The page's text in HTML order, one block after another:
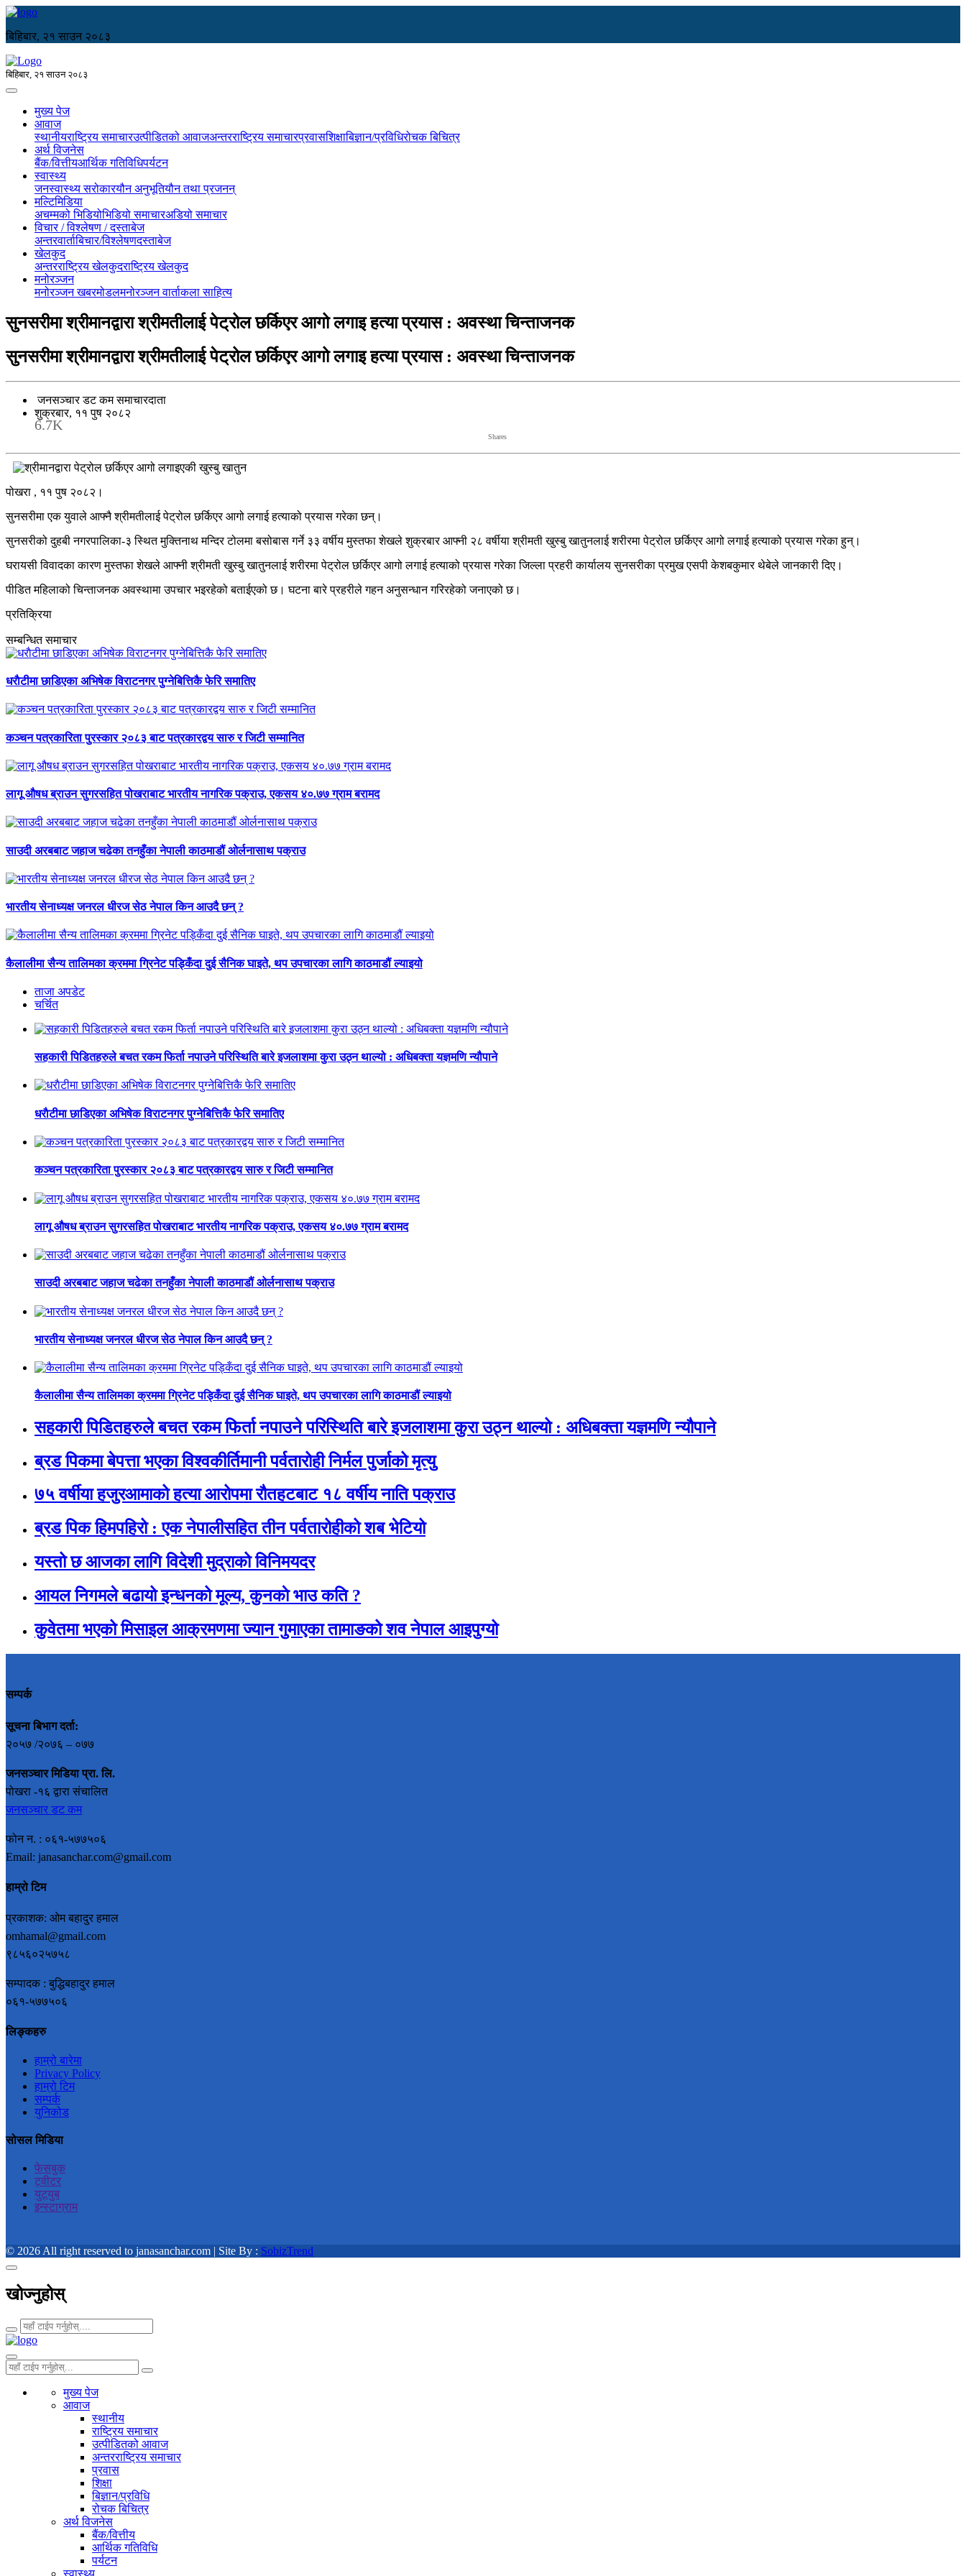
बिहिबार, २१ साउन २०८३
बिहिबार, २१ साउन २०८३
मुख्य पेज
आवाज
स्थानीयराष्ट्रिय समाचारउत्पीडितको आवाजअन्तरराष्ट्रिय समाचारप्रवासशिक्षाबिज्ञान/प्रविधिरोचक बिचित्र
अर्थ विजनेस
बैंक/वित्तीयआर्थिक गतिविधिपर्यटन
स्वास्थ्य
जनस्वास्थ्य सरोकारयौन अनुभूतियौन तथा प्रजनन्
मल्टिमिडिया
अचम्मको भिडियोभिडियो समाचारअडियो समाचार
विचार / विश्लेषण / दस्ताबेज
अन्तरवार्ताबिचार/विश्लेषणदस्ताबेज
खेलकुद
अन्तरराष्ट्रिय खेलकुदराष्ट्रिय खेलकुद
मनोरञ्जन
मनोरञ्जन खबरमोडलमनोरञ्जन वार्ताकला साहित्य
सुनसरीमा श्रीमानद्वारा श्रीमतीलाई पेट्रोल छर्किएर आगो लगाइ हत्या प्रयास : अवस्था चिन्ताजनक
सुनसरीमा श्रीमानद्वारा श्रीमतीलाई पेट्रोल छर्किएर आगो लगाइ हत्या प्रयास : अवस्था चिन्ताजनक
जनसञ्चार डट कम समाचारदाता
शुक्रबार, ११ पुष २०८२
6.7K
Shares
पोखरा , ११ पुष २०८२।
सुनसरीमा एक युवाले आफ्नै श्रीमतीलाई पेट्रोल छर्किएर आगो लगाई हत्याको प्रयास गरेका छन्।
सुनसरीको दुहबी नगरपालिका-३ स्थित मुक्तिनाथ मन्दिर टोलमा बसोबास गर्ने ३३ वर्षीय मुस्तफा शेखले शुक्रबार आफ्नी २८ वर्षीया श्रीमती खुस्बु खातुनलाई शरीरमा पेट्रोल छर्किएर आगो लगाई हत्याको प्रयास गरेका हुन्।
घरायसी विवादका कारण मुस्तफा शेखले आफ्नी श्रीमती खुस्बु खातुनलाई शरीरमा पेट्रोल छर्किएर आगो लगाई हत्याको प्रयास गरेका जिल्ला प्रहरी कार्यालय सुनसरीका प्रमुख एसपी केशबकुमार थेबेले जानकारी दिए।
पीडित महिलाको चिन्ताजनक अवस्थामा उपचार भइरहेको बताईएको छ। घटना बारे प्रहरीले गहन अनुसन्धान गरिरहेको जनाएको छ।
प्रतिक्रिया
सम्बन्धित समाचार
धराैटीमा छाडिएका अभिषेक विराटनगर पुग्नेबित्तिकै फेरि समातिए
कञ्चन पत्रकारिता पुरस्कार २०८३ बाट पत्रकारद्वय सारु र जिटी सम्मानित
लागू औषध ब्राउन सुगरसहित पोखराबाट भारतीय नागरिक पक्राउ, एकसय ४०.७७ ग्राम बरामद
साउदी अरबबाट जहाज चढेका तनहुँका नेपाली काठमाडौं ओर्लनासाथ पक्राउ
भारतीय सेनाध्यक्ष जनरल धीरज सेठ नेपाल किन आउदै छन् ?
कैलालीमा सैन्य तालिमका क्रममा ग्रिनेट पड्किँदा दुई सैनिक घाइते, थप उपचारका लागि काठमाडौं ल्याइयो
ताजा अपडेट
चर्चित
सहकारी पिडितहरुले बचत रकम फिर्ता नपाउने परिस्थिति बारे इजलाशमा कुरा उठ्न थाल्यो : अधिबक्ता यज्ञमणि न्यौपाने
धराैटीमा छाडिएका अभिषेक विराटनगर पुग्नेबित्तिकै फेरि समातिए
कञ्चन पत्रकारिता पुरस्कार २०८३ बाट पत्रकारद्वय सारु र जिटी सम्मानित
लागू औषध ब्राउन सुगरसहित पोखराबाट भारतीय नागरिक पक्राउ, एकसय ४०.७७ ग्राम बरामद
साउदी अरबबाट जहाज चढेका तनहुँका नेपाली काठमाडौं ओर्लनासाथ पक्राउ
भारतीय सेनाध्यक्ष जनरल धीरज सेठ नेपाल किन आउदै छन् ?
कैलालीमा सैन्य तालिमका क्रममा ग्रिनेट पड्किँदा दुई सैनिक घाइते, थप उपचारका लागि काठमाडौं ल्याइयो
सहकारी पिडितहरुले बचत रकम फिर्ता नपाउने परिस्थिति बारे इजलाशमा कुरा उठ्न थाल्यो : अधिबक्ता यज्ञमणि न्यौपाने
ब्रड पिकमा बेपत्ता भएका विश्वकीर्तिमानी पर्वतारोही निर्मल पुर्जाको मृत्यु
७५ वर्षीया हजुरआमाको हत्या आरोपमा रौतहटबाट १८ वर्षीय नाति पक्राउ
ब्रड पिक हिमपहिरो : एक नेपालीसहित तीन पर्वतारोहीको शब भेटियो
यस्तो छ आजका लागि विदेशी मुद्राको विनिमयदर
आयल निगमले बढायो इन्धनको मूल्य, कुनकाे भाउ कति ?
कुवेतमा भएको मिसाइल आक्रमणमा ज्यान गुमाएका तामाङको शव नेपाल आइपुग्यो
सम्पर्क
सूचना बिभाग दर्ता:
२०५७ /२०७६ – ०७७
जनसञ्चार मिडिया प्रा. लि.
पोखरा -१६ द्वारा संचालित
जनसञ्चार डट कम
फोन न. : ०६१-५७७५०६
Email: janasanchar.com@gmail.com
हाम्रो टिम
प्रकाशक: ओम बहादुर हमाल
omhamal@gmail.com
९८५६०२५७५८
सम्पादक : बुद्धिबहादुर हमाल
०६१-५७७५०६
लिङ्कहरु
हाम्रो बारेमा
Privacy Policy
हाम्रो टिम
सम्पर्क
युनिकोड
सोसल मिडिया
फेसबुक
ट्वीटर
युट्युब
इन्स्टाग्राम
© 2026 All right reserved to janasanchar.com | Site By : SobizTrend
खोज्नुहोस्
मुख्य पेज
आवाज
स्थानीय
राष्ट्रिय समाचार
उत्पीडितको आवाज
अन्तरराष्ट्रिय समाचार
प्रवास
शिक्षा
बिज्ञान/प्रविधि
रोचक बिचित्र
अर्थ विजनेस
बैंक/वित्तीय
आर्थिक गतिविधि
पर्यटन
स्वास्थ्य